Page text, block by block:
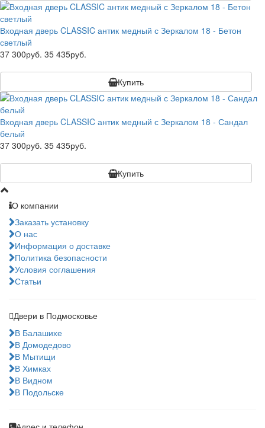
Входная дверь CLASSIC антик медный с Зеркалом 18 - Бетон
светлый
37 300руб. 35 435руб.
Купить
Входная дверь CLASSIC антик медный с Зеркалом 18 - Сандал
белый
37 300руб. 35 435руб.
Купить
О компании
Заказать установку
О нас
Информация о доставке
Политика безопасности
Условия соглашения
Статьи
Двери в Подмосковье
В Балашихе
В Домодедово
В Мытищи
В Химках
В Видном
В Подольске